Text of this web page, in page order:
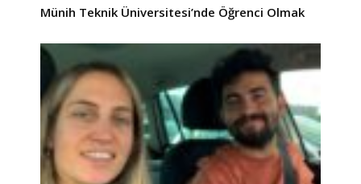
Münih Teknik Üniversitesi’nde Öğrenci Olmak